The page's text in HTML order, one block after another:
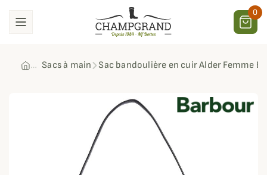
0
Sacs à main Sac bandoulière en cuir Alder Femme